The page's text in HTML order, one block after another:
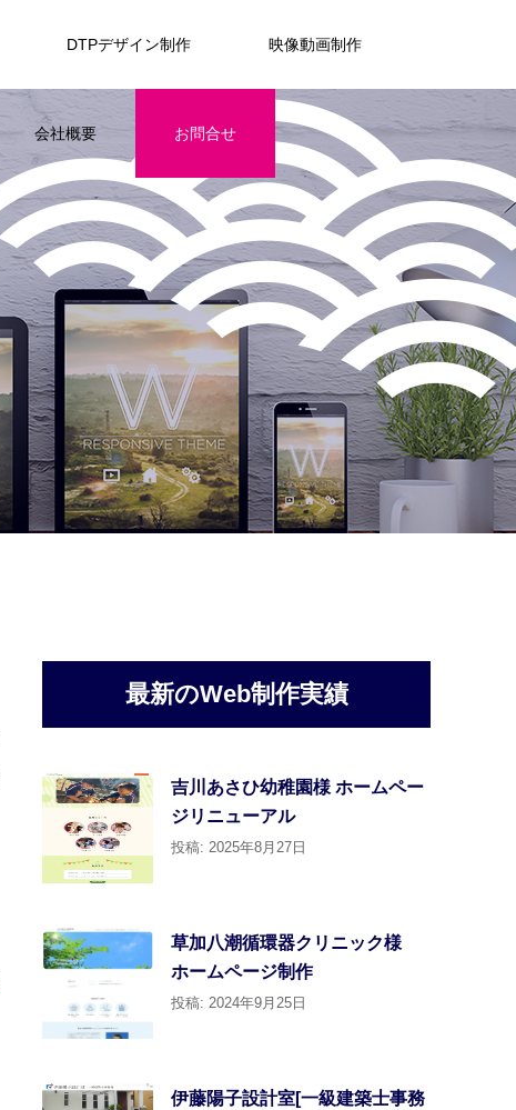
DTPデザイン制作 映像動画制作
会社概要 お問合せ
最新のWeb制作実績
吉川あさひ幼稚園様 ホームペー
ジリニューアル
投稿: 2025年8月27日
草加八潮循環器クリニック様
ホームページ制作
投稿: 2024年9月25日
伊藤陽子設計室[一級建築士事務